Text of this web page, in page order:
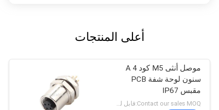
أعلى المنتجات
موصل أنثى M5 كود A 4
سنون لوحة شفة PCB
مقبس IP67
Contact our sales MOQ:قابل للتفاوض